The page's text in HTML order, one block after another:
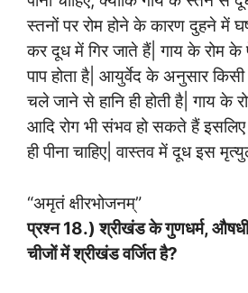
स्तनों पर रोम होने के कारण दुहने में
कर दूध में गिर जाते हैं| गाय के रोम के
पाप होता है| आयुर्वेद के अनुसार
चले जाने से हानि ही होती है| गाय के
आदि रोग भी संभव हो सकते हैं
ही पीना चाहिए| वास्तव में दूध इस
“अमृतं क्षीरभोजनम्”
प्रश्न 18.) श्रीखंड के गुणधर्म,
चीजों में श्रीखंड वर्जित है?